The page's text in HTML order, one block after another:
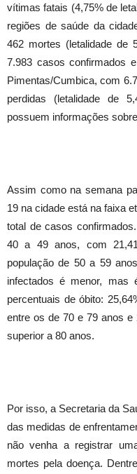
vítimas fatais (4,75% de
regiões de saúde da
462 mortes (letalidade de
7.983 casos confirmados
Pimentas/Cumbica, com
perdidas (letalidade de
possuem informações
Assim como na semana
19 na cidade está na faixa
total de casos
40 a 49 anos, com
população de 50 a 59
infectados é menor, mas
percentuais de óbito:
entre os de 70 e 79 anos e
superior a 80 anos.
Por isso, a Secretaria da
das medidas de
não venha a registrar
mortes pela doença.